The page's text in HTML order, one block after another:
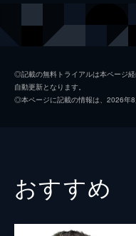
ジョ
監督
脚本
◎記載の無料トライアルは本ページ
自動更新となります。
◎本ページに記載の情報は、2026年8
おすすめ